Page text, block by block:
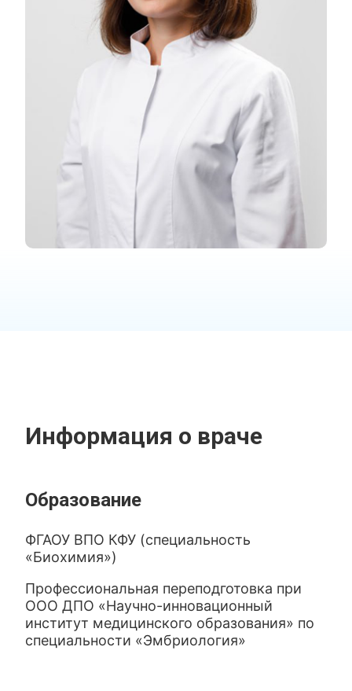
Информация о враче
Образование
ФГАОУ ВПО КФУ (специальность
«Биохимия»)
Профессиональная переподготовка при
ООО ДПО «Научно-инновационный
институт медицинского образования» по
специальности «Эмбриология»